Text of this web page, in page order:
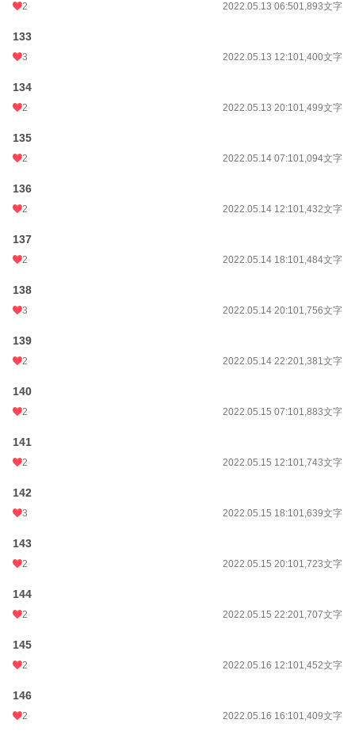
2 2022.05.13 06:501,893文字
133
3 2022.05.13 12:101,400文字
134
2 2022.05.13 20:101,499文字
135
2 2022.05.14 07:101,094文字
136
2 2022.05.14 12:101,432文字
137
2 2022.05.14 18:101,484文字
138
3 2022.05.14 20:101,756文字
139
2 2022.05.14 22:201,381文字
140
2 2022.05.15 07:101,883文字
141
2 2022.05.15 12:101,743文字
142
3 2022.05.15 18:101,639文字
143
2 2022.05.15 20:101,723文字
144
2 2022.05.15 22:201,707文字
145
2 2022.05.16 12:101,452文字
146
2 2022.05.16 16:101,409文字